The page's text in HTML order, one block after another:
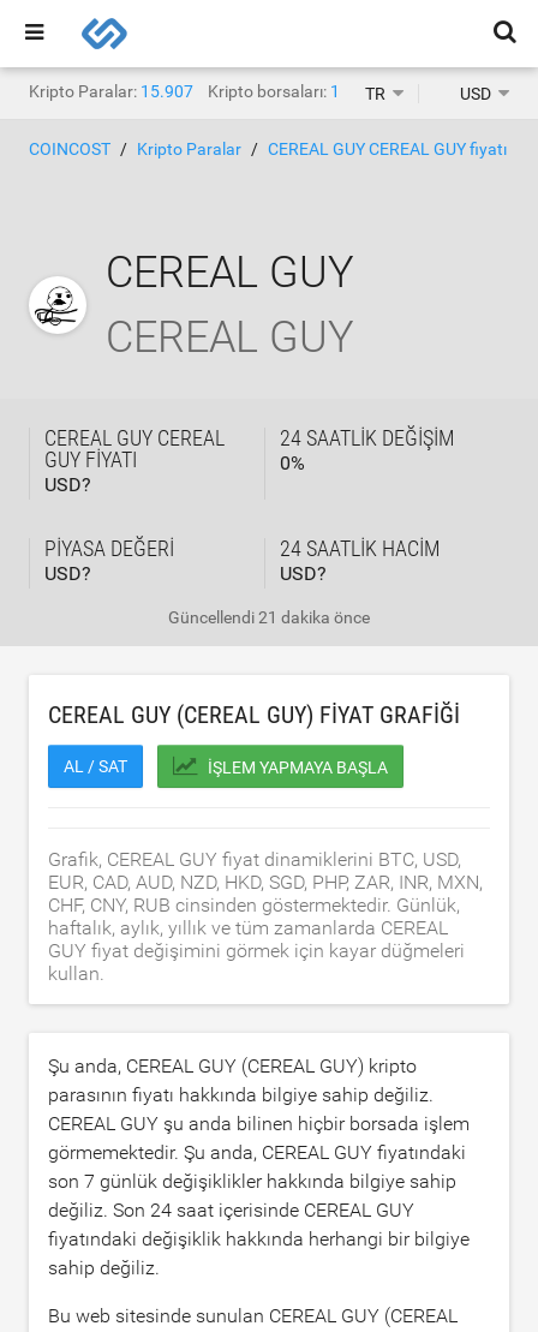
Kripto Paralar: 15.907 Kripto borsaları: 1.468TR USD
COINCOST Kripto Paralar CEREAL GUY CEREAL GUY fiyatı
CEREAL GUY
CEREAL GUY
CEREAL GUY CEREAL
GUY FIYATI
USD?
24 SAATLIK DEĞIŞIM
0%
PIYASA DEĞERI
USD?
24 SAATLIK HACIM
USD?
Güncellendi21 dakika önce
CEREAL GUY (CEREAL GUY) FIYAT GRAFIĞI
AL / SAT İŞLEM YAPMAYA BAŞLA
Grafik, CEREAL GUY fiyat dinamiklerini BTC, USD,
EUR, CAD, AUD, NZD, HKD, SGD, PHP, ZAR, INR, MXN,
CHF, CNY, RUB cinsinden göstermektedir. Günlük,
haftalık, aylık, yıllık ve tüm zamanlarda CEREAL
GUY fiyat değişimini görmek için kayar düğmeleri
kullan.
Şu anda, CEREAL GUY (CEREAL GUY) kripto
parasının fiyatı hakkında bilgiye sahip değiliz.
CEREAL GUY şu anda bilinen hiçbir borsada işlem
görmemektedir. Şu anda, CEREAL GUY fiyatındaki
son 7 günlük değişiklikler hakkında bilgiye sahip
değiliz. Son 24 saat içerisinde CEREAL GUY
fiyatındaki değişiklik hakkında herhangi bir bilgiye
sahip değiliz.
Bu web sitesinde sunulan CEREAL GUY (CEREAL